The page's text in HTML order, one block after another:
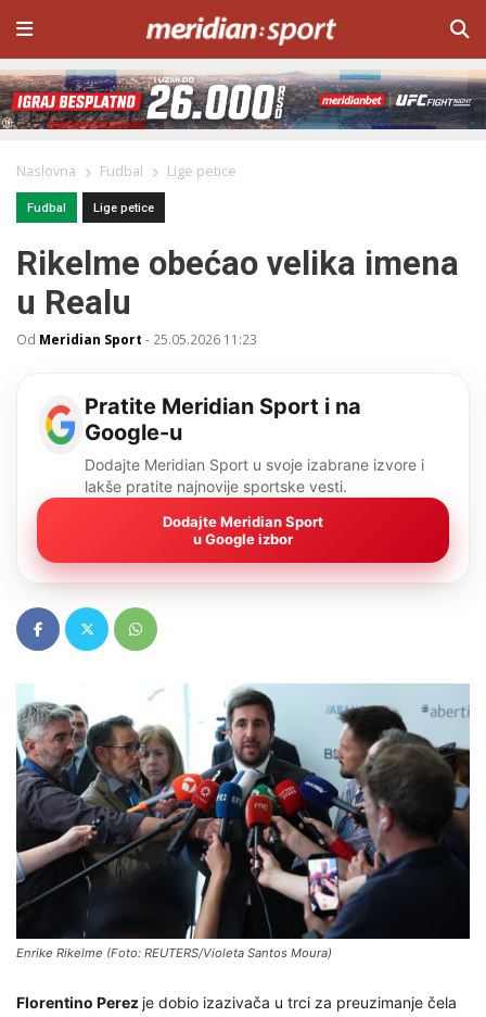
Naslovna Fudbal Lige petice
Fudbal Lige petice
Rikelme obećao velika imena
u Realu
Od Meridian Sport - 25.05.2026 11:23
Pratite Meridian Sport i na
Google-u
Dodajte Meridian Sport u svoje izabrane izvore i
lakše pratite najnovije sportske vesti.
Dodajte Meridian Sport
u Google izbor
Enrike Rikelme (Foto: REUTERS/Violeta Santos Moura)
Florentino Perez je dobio izazivača u trci za preuzimanje čela